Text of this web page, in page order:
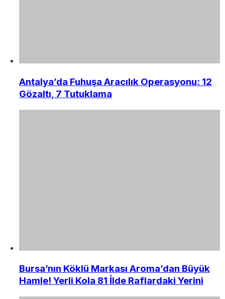
Antalya’da Fuhuşa Aracılık Operasyonu: 12
Gözaltı, 7 Tutuklama
Bursa’nın Köklü Markası Aroma’dan Büyük
Hamle! Yerli Kola 81 İlde Raflardaki Yerini